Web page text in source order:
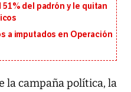
del padrón y le quitan
a imputados en Operación
la campaña política, la